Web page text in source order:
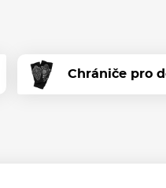
Chrániče pro